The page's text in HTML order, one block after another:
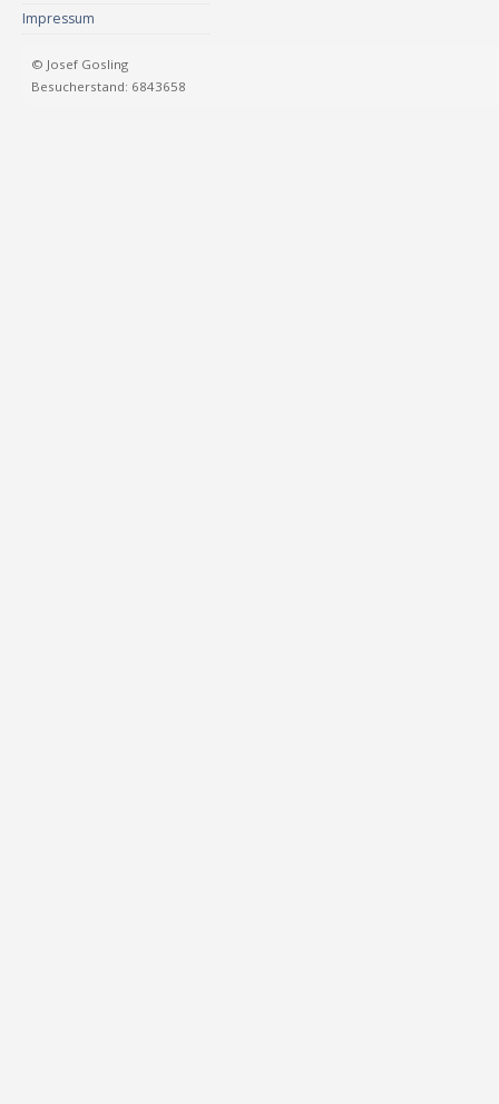
Impressum
© Josef Gosling
Besucherstand: 6843658